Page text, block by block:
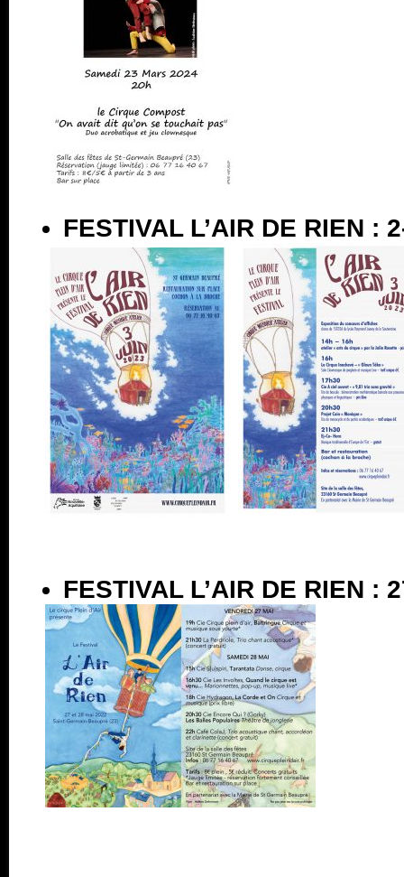
FESTIVAL L’AIR DE RIEN :
FESTIVAL L’AIR DE RIEN :